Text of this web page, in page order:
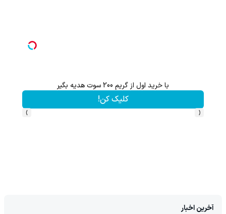
با خرید اول از گریم 200 سوت هدیه بگیر
کلیک کن!
‹
›
آخرین اخبار